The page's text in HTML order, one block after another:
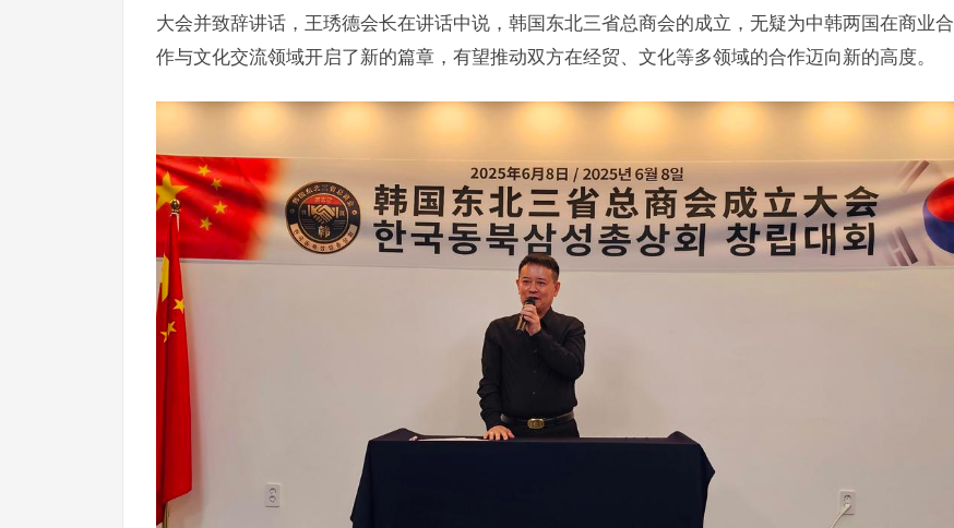
大会并致辞讲话，王琇德会长在讲话中说，韩国东北三省总商会的成立，无疑为中韩两国在商业合
作与文化交流领域开启了新的篇章，有望推动双方在经贸、文化等多领域的合作迈向新的高度。